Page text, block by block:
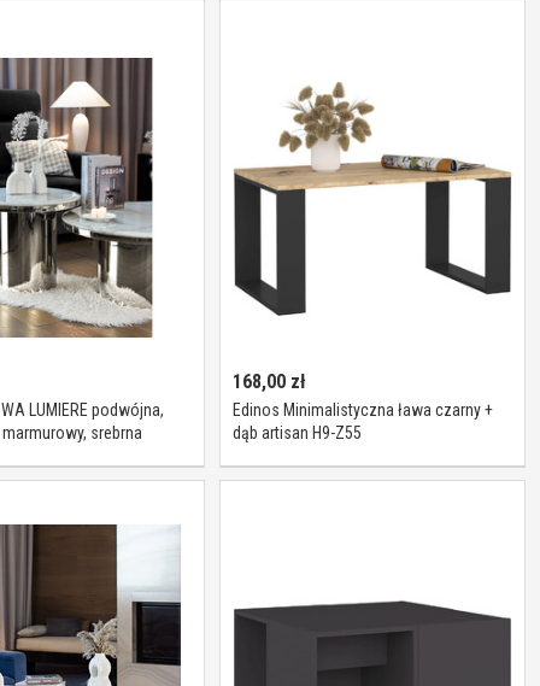
LUMIERE podwójna,
srebrna
168,00 zł
Edinos Minimalistyczna ława czarny +
dąb artisan H9-Z55